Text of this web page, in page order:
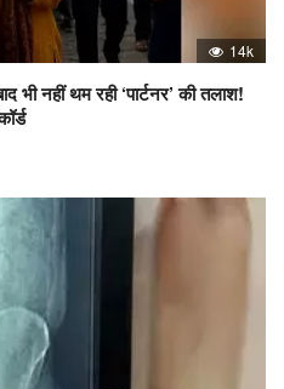
14k
नहीं थम रही ‘पार्टनर’ की तलाश!